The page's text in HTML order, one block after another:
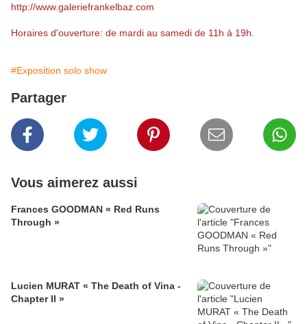
http://www.galeriefrankelbaz.com
Horaires d'ouverture: de mardi au samedi de 11h à 19h.
#Exposition solo show
Partager
Vous aimerez aussi
Frances GOODMAN « Red Runs
Through »
Lucien MURAT « The Death of Vina -
Chapter II »